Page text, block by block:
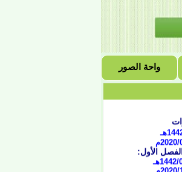
واحة الصور
للسنة
م
الأول: